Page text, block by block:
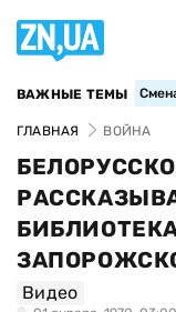
ВАЖНЫЕ ТЕМЫ
ГЛАВНАЯ ВОЙНА
Видео